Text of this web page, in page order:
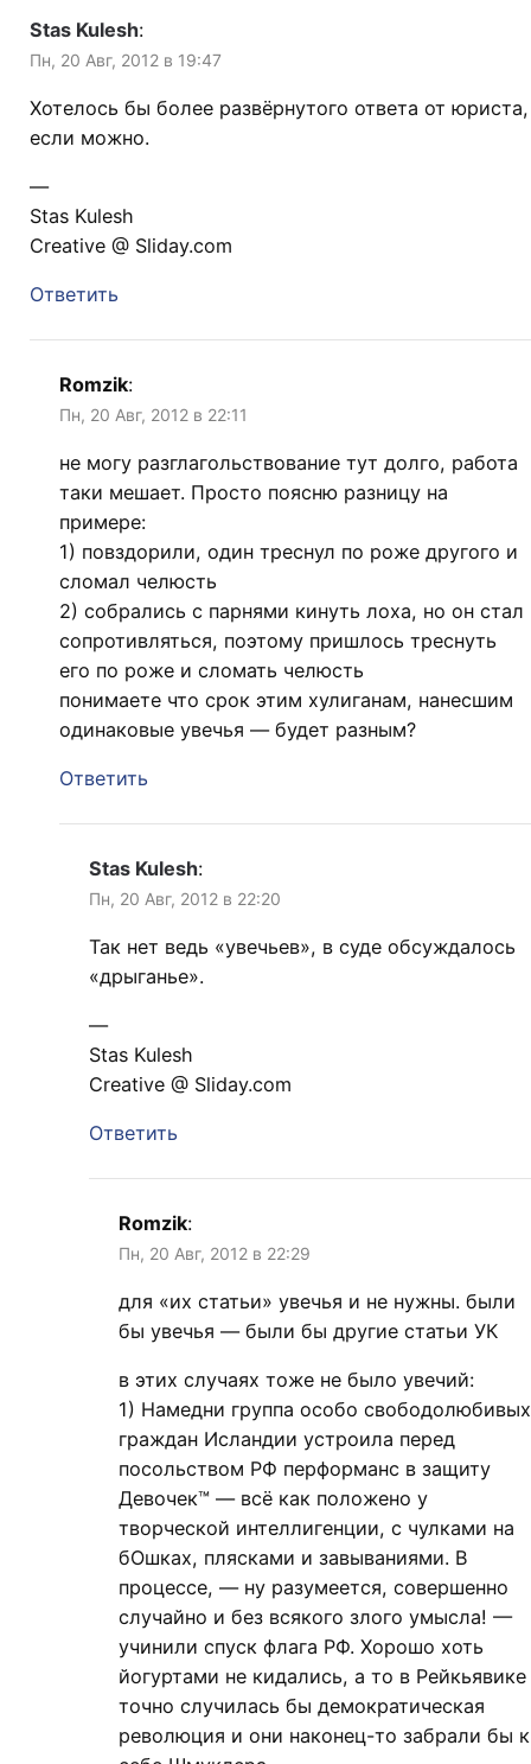
Stas Kulesh:
Пн, 20 Авг, 2012 в 19:47
Хотелось бы более развёрнутого ответа от юриста,
если можно.
—
Stas Kulesh
Creative @ Sliday.com
Ответить
Romzik:
Пн, 20 Авг, 2012 в 22:11
не могу разглагольствование тут долго, работа
таки мешает. Просто поясню разницу на
примере:
1) повздорили, один треснул по роже другого и
сломал челюсть
2) собрались с парнями кинуть лоха, но он стал
сопротивляться, поэтому пришлось треснуть
его по роже и сломать челюсть
понимаете что срок этим хулиганам, нанесшим
одинаковые увечья — будет разным?
Ответить
Stas Kulesh:
Пн, 20 Авг, 2012 в 22:20
Так нет ведь «увечьев», в суде обсуждалось
«дрыганье».
—
Stas Kulesh
Creative @ Sliday.com
Ответить
Romzik:
Пн, 20 Авг, 2012 в 22:29
для «их статьи» увечья и не нужны. были
бы увечья — были бы другие статьи УК
в этих случаях тоже не было увечий:
1) Намедни группа особо свободолюбивых
граждан Исландии устроила перед
посольством РФ перформанс в защиту
Девочек™ — всё как положено у
творческой интеллигенции, с чулками на
бОшках, плясками и завываниями. В
процессе, — ну разумеется, совершенно
случайно и без всякого злого умысла! —
учинили спуск флага РФ. Хорошо хоть
йогуртами не кидались, а то в Рейкьявике
точно случилась бы демократическая
революция и они наконец-то забрали бы к